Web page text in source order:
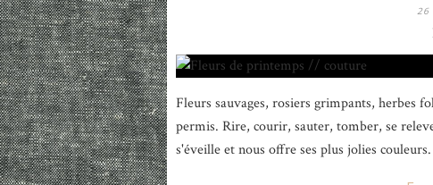
26
Fleurs sauvages, rosiers grimpants, herbes
permis. Rire, courir, sauter, tomber, se
s'éveille et nous offre ses plus jolies